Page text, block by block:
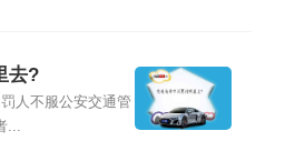
去?
人不服公安交通管
...